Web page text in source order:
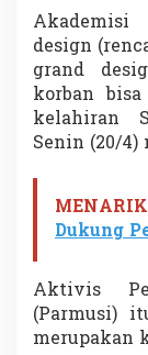
design
grand
korban
kelahiran
Senin (20/4)
Dukung
Aktivis
(Parmusi)
merupakan